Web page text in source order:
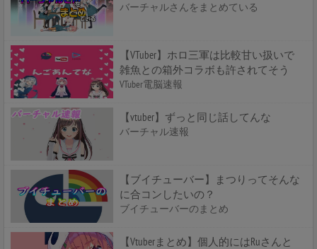
バーチャルさんをまとめている
【VTuber】ホロ三軍は比較甘い扱いで
雑魚との箱外コラボも許されてそう
VTuber電脳速報
【vtuber】ずっと同じ話してんな
バーチャル速報
【ブイチューバー】まつりってそんな
に合コンしたいの？
ブイチューバーのまとめ
【Vtuberまとめ】個人的にはRuさんと